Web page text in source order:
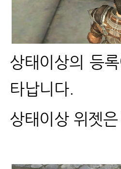
상태이상의 등
타납니다.
상태이상 위젯